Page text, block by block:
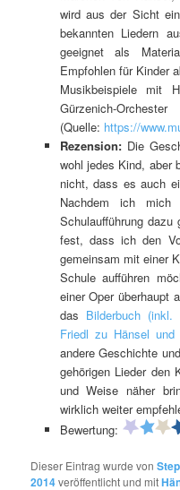
wird aus der Sicht
bekannten Liedern
geeignet als
Empfohlen für Kinder
Musikbeispiele mit
Gürzenich-
(Quelle: https://
Rezension:Die
wohl jedes Kind, aber
nicht, dass es auch
Nachdem ich
Schulaufführung
fest, dass ich den
gemeinsam mit einer
Schule aufführen
einer Oper überhaupt
das Bilderbuch
Friedl zu Hänsel und
andere Geschichte
gehörigen Lieder den
und Weise näher
wirklich weiter
Bewertung:
Dieser Eintrag wurde von
2014veröffentlicht und mit